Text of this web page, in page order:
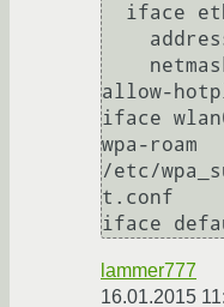
allow-
iface
wpa-roam
/etc/
t.conf
lammer777
16.01.2015